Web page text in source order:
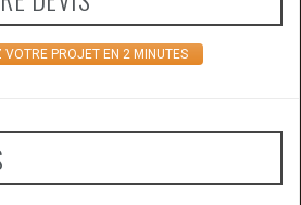
VOTRE PROJET EN 2 MINUTES